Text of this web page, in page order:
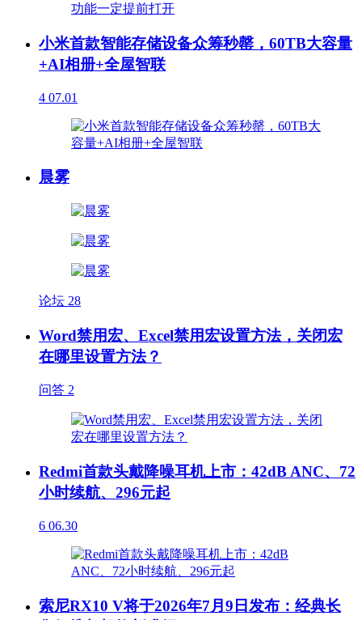
小米首款智能存储设备众筹秒罄，60TB大容量
+AI相册+全屋智联
4 07.01
晨雾
论坛 28
Word禁用宏、Excel禁用宏设置方法，关闭宏
在哪里设置方法？
问答 2
Redmi首款头戴降噪耳机上市：42dB ANC、72
小时续航、296元起
6 06.30
索尼RX10 V将于2026年7月9日发布：经典长